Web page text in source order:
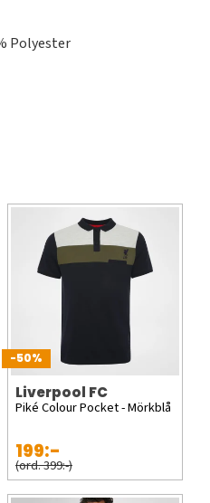
Polyester
-50%
Liverpool FC
Piké Colour Pocket - Mörkblå
199:-
(ord. 399:-)